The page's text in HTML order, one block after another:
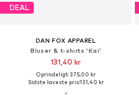
DEAL
DAN FOX APPAREL
Bluser & t-shirts 'Kai'
131,40 kr
Oprindeligt: 375,00 kr
Sidste laveste pris:131,40 kr